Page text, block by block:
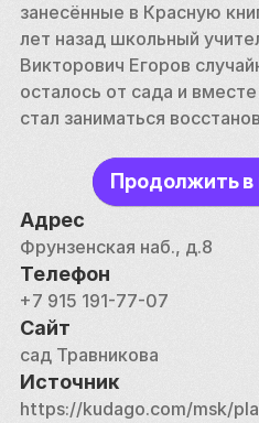
занесённые в Красную
лет назад школьный
Викторович Егоров
осталось от сада и
стал заниматься
Травникова угрожает
запланированной
многоэтажного здания с
Жители соседних домов,
люди и просто
проводят митинги за
и защиту природных
Продолжить
Адрес
Фрунзенская наб., д.8
Телефон
+7 915 191-77-07
Сайт
сад Травникова
Источник
https://kudago.com/msk/